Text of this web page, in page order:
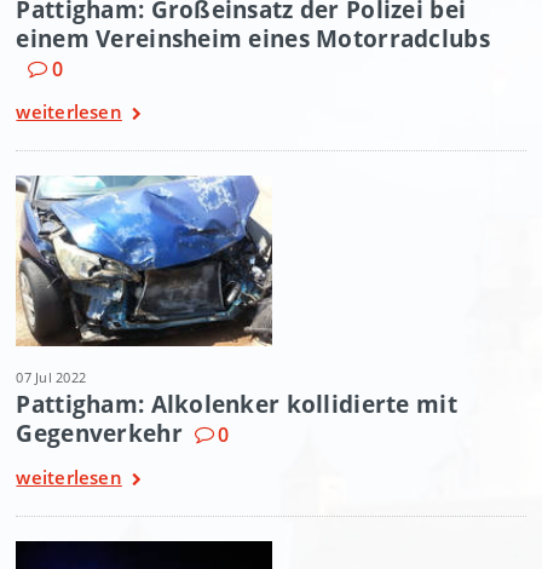
Pattigham: Großeinsatz der Polizei bei
einem Vereinsheim eines Motorradclubs
0
weiterlesen
07 Jul 2022
Pattigham: Alkolenker kollidierte mit
Gegenverkehr
0
weiterlesen